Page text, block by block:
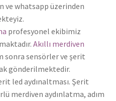
whatsapp üzerinden
profesyonel ekibimiz
Akıllı merdiven
sonra sensörler ve şerit
gönderilmektedir.
led aydınaltması. Şerit
merdiven aydınlatma, adım